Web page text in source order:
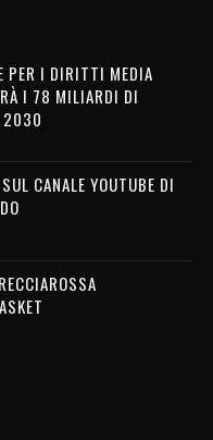
PER I DIRITTI MEDIA
I 78 MILIARDI DI
2030
CANALE YOUTUBE DI